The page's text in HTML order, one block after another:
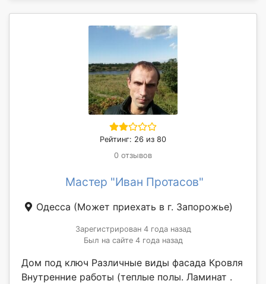
Рейтинг: 26 из 80
0 отзывов
Мастер "Иван Протасов"
Одесса (Может приехать в г. Запорожье)
Зарегистрирован 4 года назад
Был на сайте 4 года назад
Дом под ключ Различные виды фасада Кровля
Внутренние работы (теплые полы. Ламинат .